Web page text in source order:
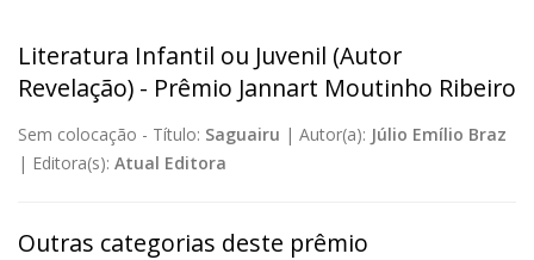
Literatura Infantil ou Juvenil (Autor
Revelação) - Prêmio Jannart Moutinho Ribeiro
Sem colocação - Título: Saguairu | Autor(a): Júlio Emílio Braz
| Editora(s): Atual Editora
Outras categorias deste prêmio